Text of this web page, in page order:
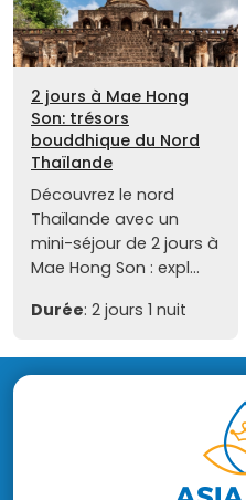
2 jours à Mae Hong
Son: trésors
bouddhique du Nord
Thaïlande
Découvrez le nord
Thaïlande avec un
mini-séjour de 2 jours à
Mae Hong Son : expl...
Durée: 2 jours 1 nuit